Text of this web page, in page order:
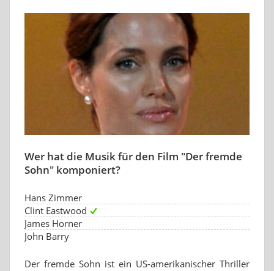
Wer hat die Musik für den Film "Der fremde
Sohn" komponiert?
Hans Zimmer
Clint Eastwood
James Horner
John Barry
Der fremde Sohn ist ein US-amerikanischer Thriller